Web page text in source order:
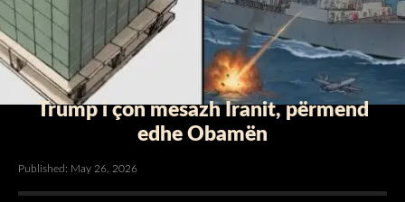
Trump i çon mesazh Iranit, përmend
edhe Obamën
Published: May 26, 2026